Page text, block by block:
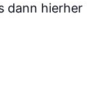
dann hierher